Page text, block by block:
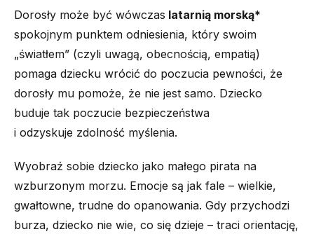
Dorosły może być wówczas latarnią morską*
spokojnym punktem odniesienia, który swoim
„światłem” (czyli uwagą, obecnością, empatią)
pomaga dziecku wrócić do poczucia pewności, że
dorosły mu pomoże, że nie jest samo. Dziecko
buduje tak poczucie bezpieczeństwa
i odzyskuje zdolność myślenia.
Wyobraź sobie dziecko jako małego pirata na
wzburzonym morzu. Emocje są jak fale – wielkie,
gwałtowne, trudne do opanowania. Gdy przychodzi
burza, dziecko nie wie, co się dzieje – traci orientację,